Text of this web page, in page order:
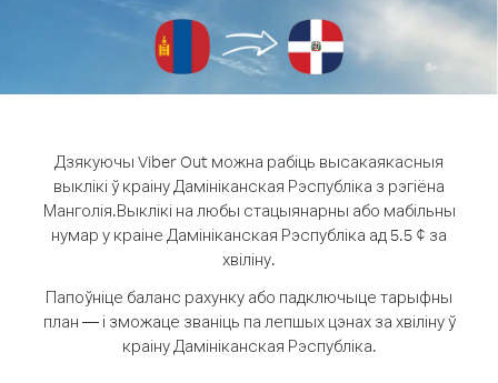
Дзякуючы Viber Out можна рабіць высакаякасныя
выклікі ў краіну Дамініканская Рэспубліка з рэгіёна
Манголія.Выклікі на любы стацыянарны або мабільны
нумар у краіне Дамініканская Рэспубліка ад 5.5 ¢ за
хвіліну.
Папоўніце баланс рахунку або падключыце тарыфны
план — і зможаце званіць па лепшых цэнах за хвіліну ў
краіну Дамініканская Рэспубліка.